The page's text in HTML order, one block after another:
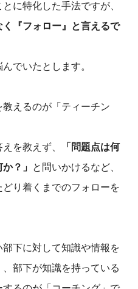
に特化した手法ですが、
『フォロー』と言えるで
でいたとします。
えるのが「ティーチン
を教えず、
「問題点は何
？」 と問いかけるなど、
り着くまでのフォローを
下に対して知識や情報を
部下が知識を持っている